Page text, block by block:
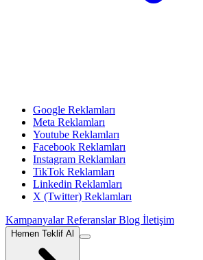
Google Reklamları
Meta Reklamları
Youtube Reklamları
Facebook Reklamları
Instagram Reklamları
TikTok Reklamları
Linkedin Reklamları
X (Twitter) Reklamları
KampanyalarReferanslarBlog İletişim
Hemen Teklif Al